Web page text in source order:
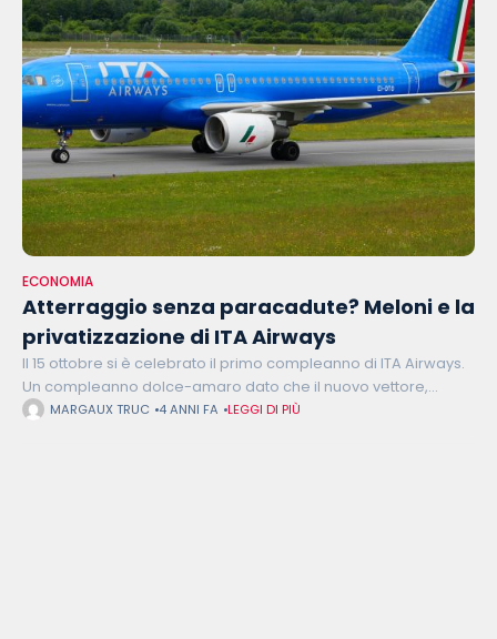
ECONOMIA
Atterraggio senza paracadute? Meloni e la
privatizzazione di ITA Airways
Il 15 ottobre si è celebrato il primo compleanno di ITA Airways.
Un compleanno dolce-amaro dato che il nuovo vettore,
interamente di proprietà dello Stato, e che aveva ereditato la
MARGAUX TRUC 4 ANNI FA LEGGI DI PIÙ